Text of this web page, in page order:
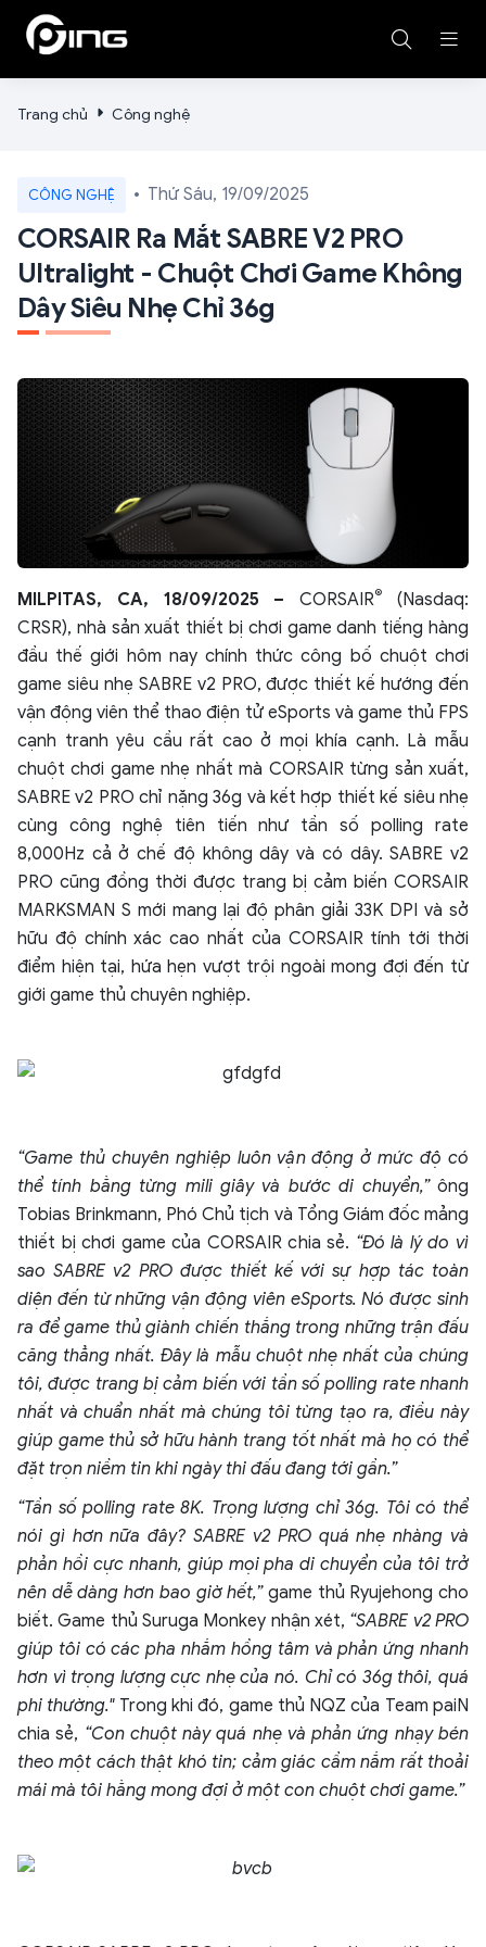
Trang chủ Công nghệ
CÔNG NGHỆ Thứ Sáu, 19/09/2025
CORSAIR Ra Mắt SABRE V2 PRO
Ultralight - Chuột Chơi Game Không
Dây Siêu Nhẹ Chỉ 36g
MILPITAS, CA, 18/09/2025 –CORSAIR®
(Nasdaq:
CRSR), nhà sản xuất thiết bị chơi game danh tiếng hàng
đầu thế giới hôm nay chính thức công bố chuột chơi
game siêu nhẹ SABRE v2 PRO, được thiết kế hướng đến
vận động viên thể thao điện tử eSports và game thủ FPS
cạnh tranh yêu cầu rất cao ở mọi khía cạnh. Là mẫu
chuột chơi game nhẹ nhất mà CORSAIR từng sản xuất,
SABRE v2 PRO chỉ nặng 36g và kết hợp thiết kế siêu nhẹ
cùng công nghệ tiên tiến như tần số polling rate
8,000Hz cả ở chế độ không dây và có dây. SABRE v2
PRO cũng đồng thời được trang bị cảm biến CORSAIR
MARKSMAN S mới mang lại độ phân giải 33K DPI và sở
hữu độ chính xác cao nhất của CORSAIR tính tới thời
điểm hiện tại, hứa hẹn vượt trội ngoài mong đợi đến từ
giới game thủ chuyên nghiệp.
“Game thủ chuyên nghiệp luôn vận động ở mức độ có
thể tính bằng từng mili giây và bước di chuyển,”ông
Tobias Brinkmann, Phó Chủ tịch và Tổng Giám đốc mảng
thiết bị chơi game của CORSAIR chia sẻ. “Đó là lý do vì
sao SABRE v2 PRO được thiết kế với sự hợp tác toàn
diện đến từ những vận động viên eSports. Nó được sinh
ra để game thủ giành chiến thắng trong những trận đấu
căng thẳng nhất. Đây là mẫu chuột nhẹ nhất của chúng
tôi, được trang bị cảm biến với tần số polling rate nhanh
nhất và chuẩn nhất mà chúng tôi từng tạo ra, điều này
giúp game thủ sở hữu hành trang tốt nhất mà họ có thể
đặt trọn niềm tin khi ngày thi đấu đang tới gần.”
“Tần số polling rate 8K. Trọng lượng chỉ 36g. Tôi có thể
nói gì hơn nữa đây? SABRE v2 PRO quá nhẹ nhàng và
phản hồi cực nhanh, giúp mọi pha di chuyển của tôi trở
nên dễ dàng hơn bao giờ hết,”game thủ Ryujehong cho
biết. Game thủ Suruga Monkey nhận xét, “SABRE v2 PRO
giúp tôi có các pha nhắm hồng tâm và phản ứng nhanh
hơn vì trọng lượng cực nhẹ của nó. Chỉ có 36g thôi, quá
phi thường."Trong khi đó, game thủ NQZ của Team paiN
chia sẻ, “Con chuột này quá nhẹ và phản ứng nhạy bén
theo một cách thật khó tin; cảm giác cầm nắm rất thoải
mái mà tôi hằng mong đợi ở một con chuột chơi game.”